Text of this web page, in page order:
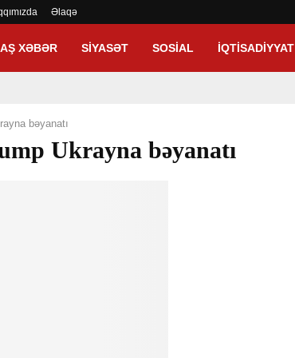
Əlaqə
XƏBƏR SIYASƏT SOSIAL İQTISADIYYAT
bəyanatı
Ukrayna bəyanatı